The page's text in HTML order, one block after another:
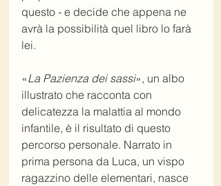
questo - e decide che appena ne
avrà la possibilità quel libro lo farà
lei.
«La Pazienza dei sassi», un albo
illustrato che racconta con
delicatezza la malattia al mondo
infantile, è il risultato di questo
percorso personale. Narrato in
prima persona da Luca, un vispo
ragazzino delle elementari, nasce